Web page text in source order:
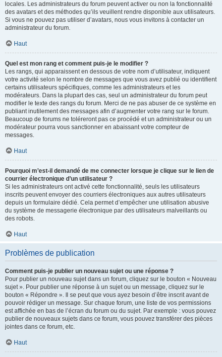
locales. Les administrateurs du forum peuvent activer ou non la fonctionnalité
des avatars et des méthodes qu’ils veuillent rendre disponible aux utilisateurs.
Si vous ne pouvez pas utiliser d’avatars, nous vous invitons à contacter un
administrateur du forum.
Haut
Quel est mon rang et comment puis-je le modifier ?
Les rangs, qui apparaissent en dessous de votre nom d’utilisateur, indiquent
votre activité selon le nombre de messages que vous avez publié ou identifient
certains utilisateurs spécifiques, comme les administrateurs et les
modérateurs. Dans la plupart des cas, seul un administrateur du forum peut
modifier le texte des rangs du forum. Merci de ne pas abuser de ce système en
publiant inutilement des messages afin d’augmenter votre rang sur le forum.
Beaucoup de forums ne toléreront pas ce procédé et un administrateur ou un
modérateur pourra vous sanctionner en abaissant votre compteur de
messages.
Haut
Pourquoi m’est-il demandé de me connecter lorsque je clique sur le lien de
courrier électronique d’un utilisateur ?
Si les administrateurs ont activé cette fonctionnalité, seuls les utilisateurs
inscrits peuvent envoyer des courriers électroniques aux autres utilisateurs
depuis un formulaire dédié. Cela permet d’empêcher une utilisation abusive
du système de messagerie électronique par des utilisateurs malveillants ou
des robots.
Haut
Problèmes de publication
Comment puis-je publier un nouveau sujet ou une réponse ?
Pour publier un nouveau sujet dans un forum, cliquez sur le bouton « Nouveau
sujet ». Pour publier une réponse à un sujet ou un message, cliquez sur le
bouton « Répondre ». Il se peut que vous ayez besoin d’être inscrit avant de
pouvoir rédiger un message. Sur chaque forum, une liste de vos permissions
est affichée en bas de l’écran du forum ou du sujet. Par exemple : vous pouvez
publier de nouveaux sujets dans ce forum, vous pouvez transférer des pièces
jointes dans ce forum, etc.
Haut